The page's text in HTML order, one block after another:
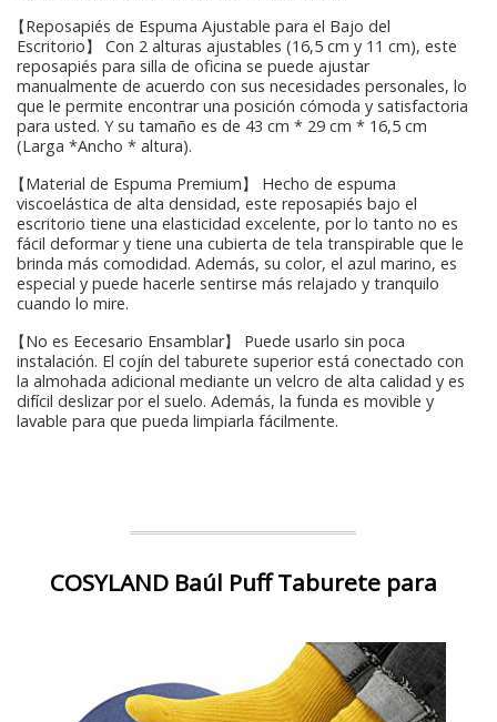
【Reposapiés de Espuma Ajustable para el Bajo del
Escritorio】 Con 2 alturas ajustables (16,5 cm y 11 cm), este
reposapiés para silla de oficina se puede ajustar
manualmente de acuerdo con sus necesidades personales, lo
que le permite encontrar una posición cómoda y satisfactoria
para usted. Y su tamaño es de 43 cm * 29 cm * 16,5 cm
(Larga *Ancho * altura).
【Material de Espuma Premium】 Hecho de espuma
viscoelástica de alta densidad, este reposapiés bajo el
escritorio tiene una elasticidad excelente, por lo tanto no es
fácil deformar y tiene una cubierta de tela transpirable que le
brinda más comodidad. Además, su color, el azul marino, es
especial y puede hacerle sentirse más relajado y tranquilo
cuando lo mire.
【No es Eecesario Ensamblar】 Puede usarlo sin poca
instalación. El cojín del taburete superior está conectado con
la almohada adicional mediante un velcro de alta calidad y es
difícil deslizar por el suelo. Además, la funda es movible y
lavable para que pueda limpiarla fácilmente.
COSYLAND Baúl Puff Taburete para